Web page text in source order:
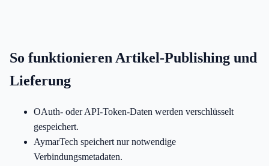
So funktionieren Artikel-Publishing und
Lieferung
OAuth- oder API-Token-Daten werden verschlüsselt
gespeichert.
AymarTech speichert nur notwendige
Verbindungsmetadaten.